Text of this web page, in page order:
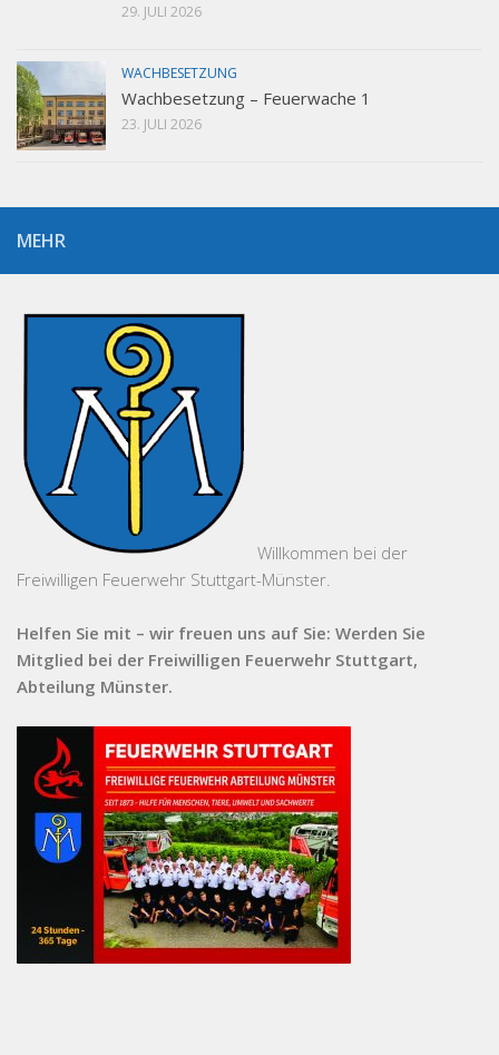
29. JULI 2026
WACHBESETZUNG
Wachbesetzung – Feuerwache 1
23. JULI 2026
MEHR
Willkommen bei der
Freiwilligen Feuerwehr Stuttgart-Münster.
Helfen Sie mit – wir freuen uns auf Sie: Werden Sie
Mitglied bei der Freiwilligen Feuerwehr Stuttgart,
Abteilung Münster.